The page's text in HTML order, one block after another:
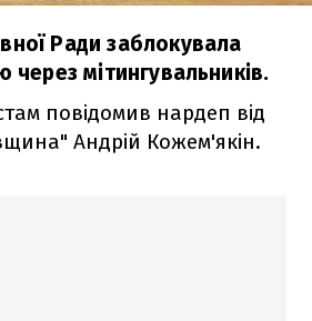
Ради заблокувала
через мітингувальників.
повідомив нардеп від
Андрій Кожем'якін.